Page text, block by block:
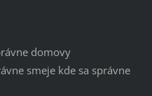
domovy
smeje kde sa správne